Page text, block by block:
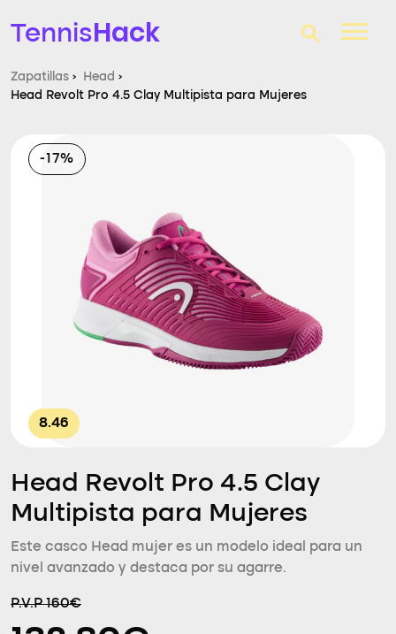
TennisHack
T-Finder
Raquetas de tenis
Comparador
Consultorio
Blog
Zapatillas › Head ›
Head Revolt Pro 4.5 Clay Multipista para Mujeres
-17%
8.46
Head Revolt Pro 4.5 Clay
Multipista para Mujeres
Este casco Head mujer es un modelo ideal para un
nivel avanzado y destaca por su agarre.
P.V.P 160€